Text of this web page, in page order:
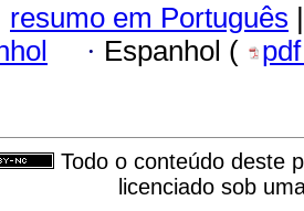
resumo em Português |
· Espanhol (
Todo o conteúdo deste
licenciado sob